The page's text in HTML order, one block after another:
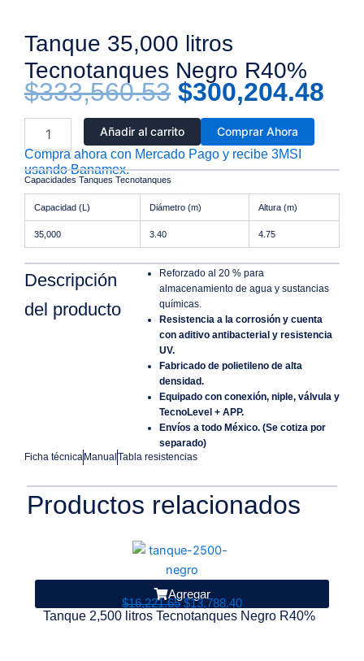
Tanque 35,000 litros
Tecnotanques Negro R40%
$333,560.53 Original
price
was:
$333,560.53.
$300,204.48
is:
35,000
litros
Tecnotanques
R40%
cantidad
Añadir al carrito
Comprar Ahora
Compra ahora con Mercado Pago y recibe 3MSI
usando Banamex.
Capacidades Tanques Tecnotanques
Capacidad (L) Diámetro (m) Altura (m)
35,000 3.40 4.75
Descripción
del producto
Reforzado al 20 % para
almacenamiento de agua y sustancias
químicas.
Resistencia a la corrosión y cuenta
con aditivo antibacterial y resistencia
UV.
Fabricado de polietileno de alta
densidad.
Equipado con conexión, niple, válvula y
TecnoLevel + APP.
Envíos a todo México. (Se cotiza por
separado)
Ficha técnica Manual Tabla resistencias
Productos relacionados
Agregar
$16,221.65 O
r
$13,788.40C
u
Tanque 2,500 litros Tecnotanques Negro R40%